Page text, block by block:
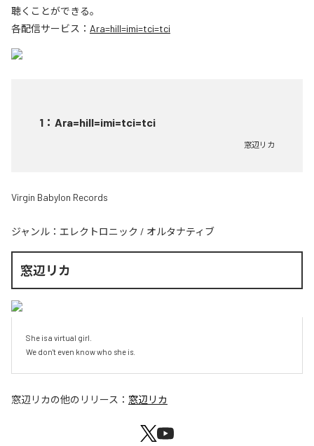
聴くことができる。
各配信サービス： Ara=hill=imi=tci=tci
1 ： Ara=hill=imi=tci=tci
窓辺リカ
Virgin Babylon Records
ジャンル： エレクトロニック / オルタナティブ
窓辺リカ
She is a virtual girl.
We don't even know who she is.
窓辺リカの他のリリース： 窓辺リカ